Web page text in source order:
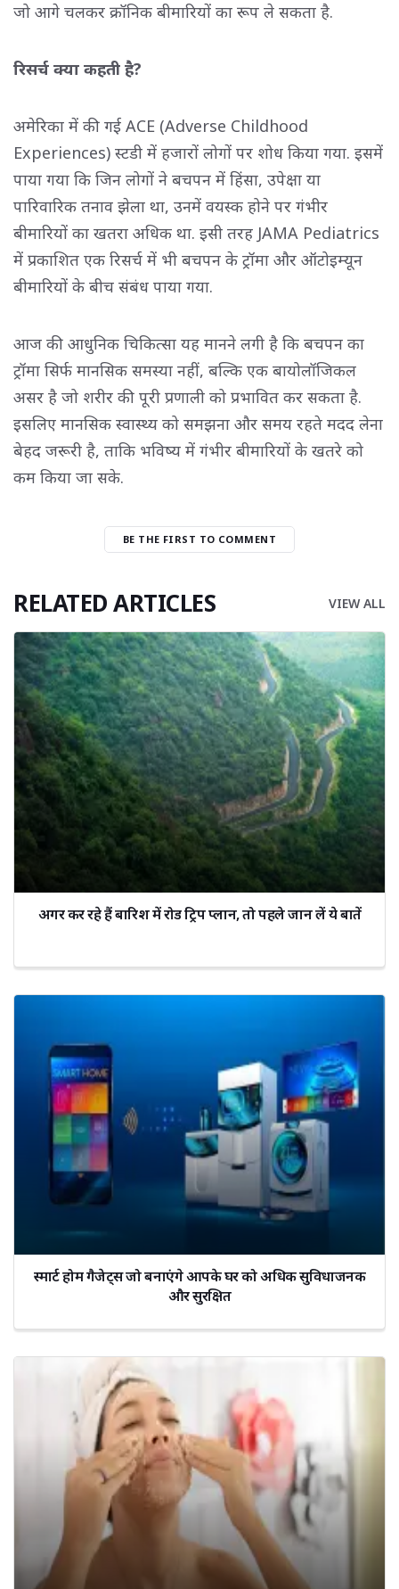
जो आगे चलकर क्रॉनिक बीमारियों का रूप ले सकता है.
रिसर्च क्या कहती है?
अमेरिका में की गई ACE (Adverse Childhood
Experiences) स्टडी में हजारों लोगों पर शोध किया गया. इसमें
पाया गया कि जिन लोगों ने बचपन में हिंसा, उपेक्षा या
पारिवारिक तनाव झेला था, उनमें वयस्क होने पर गंभीर
बीमारियों का खतरा अधिक था. इसी तरह JAMA Pediatrics
में प्रकाशित एक रिसर्च में भी बचपन के ट्रॉमा और ऑटोइम्यून
बीमारियों के बीच संबंध पाया गया.
आज की आधुनिक चिकित्सा यह मानने लगी है कि बचपन का
ट्रॉमा सिर्फ मानसिक समस्या नहीं, बल्कि एक बायोलॉजिकल
असर है जो शरीर की पूरी प्रणाली को प्रभावित कर सकता है.
इसलिए मानसिक स्वास्थ्य को समझना और समय रहते मदद लेना
बेहद जरूरी है, ताकि भविष्य में गंभीर बीमारियों के खतरे को
कम किया जा सके.
BE THE FIRST TO COMMENT
RELATED ARTICLES VIEW ALL
अगर कर रहे हैं बारिश में रोड ट्रिप प्लान, तो पहले जान लें ये बातें
स्मार्ट होम गैजेट्स जो बनाएंगे आपके घर को अधिक सुविधाजनक
और सुरक्षित